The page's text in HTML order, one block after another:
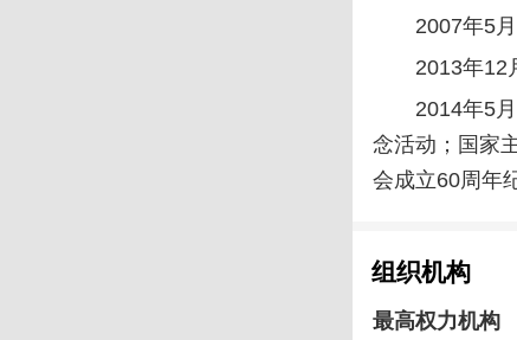
2007年5
2013年12
2014年5
念活动；国家
会成立60周年
组织机构
最高权力机构